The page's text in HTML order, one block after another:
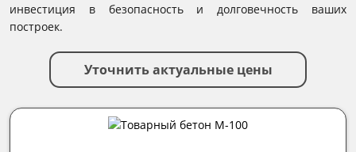
инвестиция в безопасность и долговечность ваших
построек.
Уточнить актуальные цены